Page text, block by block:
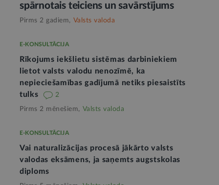
spārnotais teiciens un savārstījums
Pirms 2 gadiem, Valsts valoda
E-KONSULTĀCIJA
Rīkojums iekšlietu sistēmas darbiniekiem
lietot valsts valodu nenozīmē, ka
nepieciešamības gadījumā netiks piesaistīts
tulks
2
Pirms 2 mēnešiem, Valsts valoda
E-KONSULTĀCIJA
Vai naturalizācijas procesā jākārto valsts
valodas eksāmens, ja saņemts augstskolas
diploms